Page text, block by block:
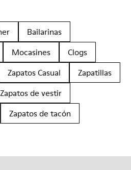
Bailarinas
Mocasines
Clogs
Zapatos Casual
Zapatillas
Zapatos de vestir
Zapatos de tacón